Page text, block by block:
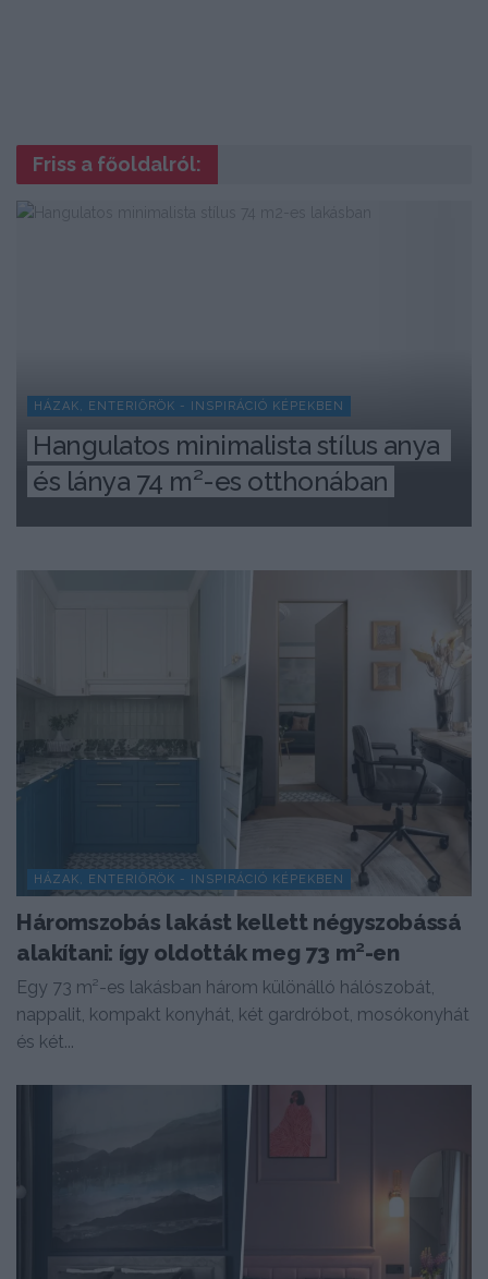
Friss a főoldalról:
HÁZAK, ENTERIŐRÖK - INSPIRÁCIÓ KÉPEKBEN
Hangulatos minimalista stílus anya
és lánya 74 m²-es otthonában
HÁZAK, ENTERIŐRÖK - INSPIRÁCIÓ KÉPEKBEN
Háromszobás lakást kellett négyszobássá
alakítani: így oldották meg 73 m²-en
Egy 73 m²-es lakásban három különálló hálószobát,
nappalit, kompakt konyhát, két gardróbot, mosókonyhát
és két...